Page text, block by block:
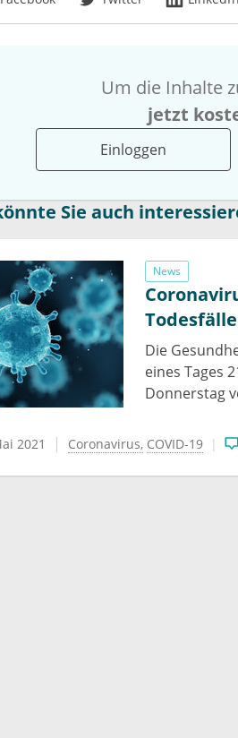
Um die Inhalte
jetzt
Einloggen
Sie auch
News
Todesfälle
Die
eines Tages
Donnerstag
2021 Coronavirus COVID-19